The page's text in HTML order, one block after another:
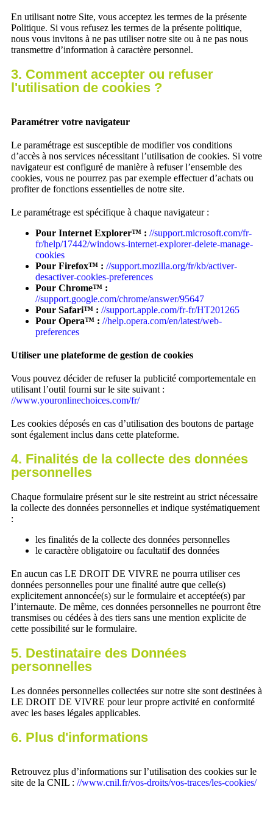
En utilisant notre Site, vous acceptez les termes de la présente
Politique. Si vous refusez les termes de la présente politique,
nous vous invitons à ne pas utiliser notre site ou à ne pas nous
transmettre d’information à caractère personnel.
3. Comment accepter ou refuser
l'utilisation de cookies ?
Paramétrer votre navigateur
Le paramétrage est susceptible de modifier vos conditions
d’accès à nos services nécessitant l’utilisation de cookies. Si votre
navigateur est configuré de manière à refuser l’ensemble des
cookies, vous ne pourrez pas par exemple effectuer d’achats ou
profiter de fonctions essentielles de notre site.
Le paramétrage est spécifique à chaque navigateur :
Pour Internet Explorer™ : //support.microsoft.com/fr-
fr/help/17442/windows-internet-explorer-delete-manage-
cookies
Pour Firefox™ : //support.mozilla.org/fr/kb/activer-
desactiver-cookies-preferences
Pour Chrome™ :
//support.google.com/chrome/answer/95647
Pour Safari™ : //support.apple.com/fr-fr/HT201265
Pour Opera™ : //help.opera.com/en/latest/web-
preferences
Utiliser une plateforme de gestion de cookies
Vous pouvez décider de refuser la publicité comportementale en
utilisant l’outil fourni sur le site suivant :
//www.youronlinechoices.com/fr/
Les cookies déposés en cas d’utilisation des boutons de partage
sont également inclus dans cette plateforme.
4. Finalités de la collecte des données
personnelles
Chaque formulaire présent sur le site restreint au strict nécessaire
la collecte des données personnelles et indique systématiquement
:
les finalités de la collecte des données personnelles
le caractère obligatoire ou facultatif des données
En aucun cas LE DROIT DE VIVRE ne pourra utiliser ces
données personnelles pour une finalité autre que celle(s)
explicitement annoncée(s) sur le formulaire et acceptée(s) par
l’internaute. De même, ces données personnelles ne pourront être
transmises ou cédées à des tiers sans une mention explicite de
cette possibilité sur le formulaire.
5. Destinataire des Données
personnelles
Les données personnelles collectées sur notre site sont destinées à
LE DROIT DE VIVRE pour leur propre activité en conformité
avec les bases légales applicables.
6. Plus d'informations
Retrouvez plus d’informations sur l’utilisation des cookies sur le
site de la CNIL : //www.cnil.fr/vos-droits/vos-traces/les-cookies/